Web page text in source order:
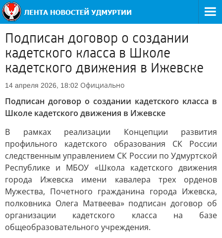
Подписан договор о создании
кадетского класса в Школе
кадетского движения в Ижевске
14 апреля 2026, 18:02 Официально
Подписан договор о создании кадетского класса в
Школе кадетского движения в Ижевске
В рамках реализации Концепции развития
профильного кадетского образования СК России
следственным управлением СК России по Удмуртской
Республике и МБОУ «Школа кадетского движения
города Ижевска имени кавалера трех орденов
Мужества, Почетного гражданина города Ижевска,
полковника Олега Матвеева» подписан договор об
организации кадетского класса на базе
общеобразовательного учреждения.